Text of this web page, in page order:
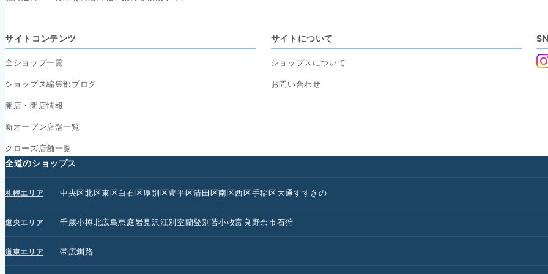
サイトコンテンツ
全ショップ一覧
ショップス編集部ブログ
開店・閉店情報
新オープン店舗一覧
クローズ店舗一覧
サイトについて
ショップスについて
お問い合わせ
全道のショップス
札幌エリア 中央区北区東区白石区厚別区豊平区清田区南区西区手稲区大通すすきの
道央エリア 千歳小樽北広島恵庭岩見沢江別室蘭登別苫小牧富良野余市石狩
道東エリア 帯広釧路